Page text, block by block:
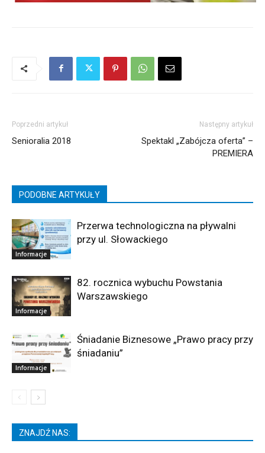
Poprzedni artykuł
Senioralia 2018
Następny artykuł
Spektakl „Zabójcza oferta” –
PREMIERA
PODOBNE ARTYKUŁY
Informacje
Przerwa technologiczna na pływalni
przy ul. Słowackiego
Informacje
82. rocznica wybuchu Powstania
Warszawskiego
Informacje
Śniadanie Biznesowe „Prawo pracy przy
śniadaniu”
ZNAJDŹ NAS: